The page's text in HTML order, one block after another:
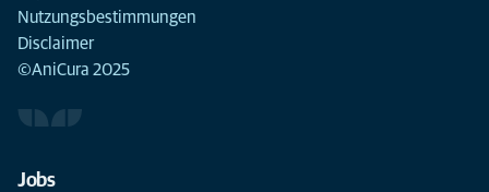
Nutzungsbestimmungen
Disclaimer
©AniCura 2025
Jobs